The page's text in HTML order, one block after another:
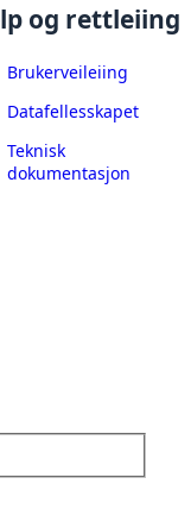
og rettleiing
Brukerveileiing
Datafellesskapet
Teknisk
dokumentasjon